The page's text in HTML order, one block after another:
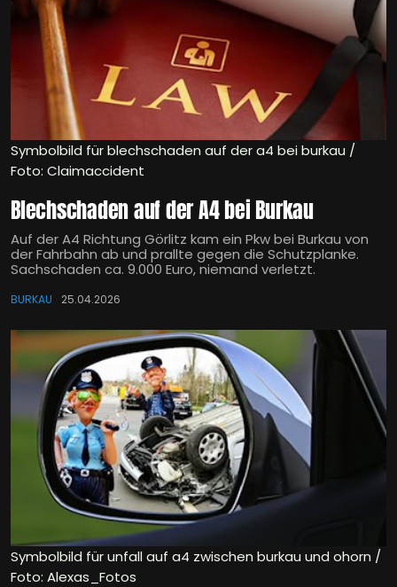
Symbolbild für blechschaden auf der a4 bei burkau /
Foto: Claimaccident
Blechschaden auf der A4 bei Burkau
Auf der A4 Richtung Görlitz kam ein Pkw bei Burkau von
der Fahrbahn ab und prallte gegen die Schutzplanke.
Sachschaden ca. 9.000 Euro, niemand verletzt.
BURKAU 25.04.2026
Symbolbild für unfall auf a4 zwischen burkau und ohorn /
Foto: Alexas_Fotos